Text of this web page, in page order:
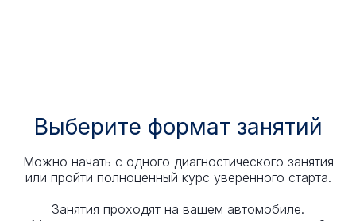
Выберите формат занятий
Можно начать с одного диагностического занятия
или пройти полноценный курс уверенного старта.
Занятия проходят на вашем автомобиле.